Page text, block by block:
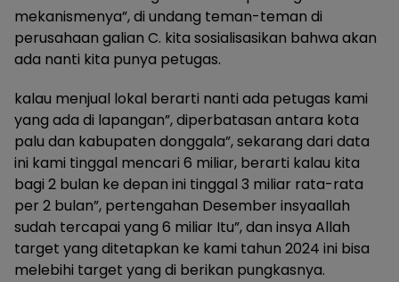
mekanismenya”, di undang teman-teman di
perusahaan galian C. kita sosialisasikan bahwa akan
ada nanti kita punya petugas.
kalau menjual lokal berarti nanti ada petugas kami
yang ada di lapangan”, diperbatasan antara kota
palu dan kabupaten donggala”, sekarang dari data
ini kami tinggal mencari 6 miliar, berarti kalau kita
bagi 2 bulan ke depan ini tinggal 3 miliar rata-rata
per 2 bulan”, pertengahan Desember insyaallah
sudah tercapai yang 6 miliar Itu”, dan insya Allah
target yang ditetapkan ke kami tahun 2024 ini bisa
melebihi target yang di berikan pungkasnya.